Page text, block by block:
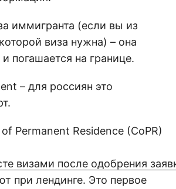
иммигранта (если вы из
виза нужна) – она
погашается на границе.
– для россиян это
Permanent Residence (CoPR)
визами после одобрения
при лендинге. Это первое